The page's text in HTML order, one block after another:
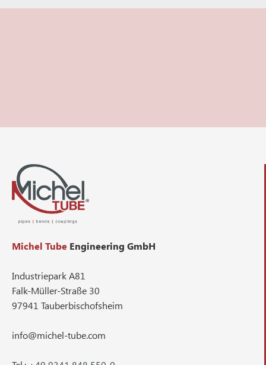
Michel Tube Engineering GmbH
Industriepark A81
Falk-Müller-Straße 30
97941 Tauberbischofsheim
info@michel-tube.com